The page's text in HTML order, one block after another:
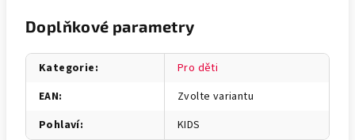
Doplňkové parametry
Kategorie:
Pro děti
EAN:
Zvolte variantu
Pohlaví: KIDS